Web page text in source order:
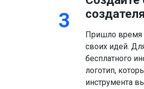
3
Пришло время
своих идей.
бесплатного
логотип,
инструмента